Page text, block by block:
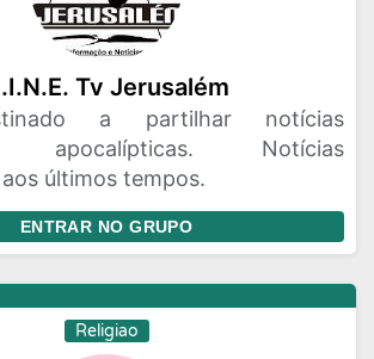
Tv Jerusalém
a partilhar notícias
apocalípticas. Notícias
últimos tempos.
ENTRAR NO GRUPO
Religiao